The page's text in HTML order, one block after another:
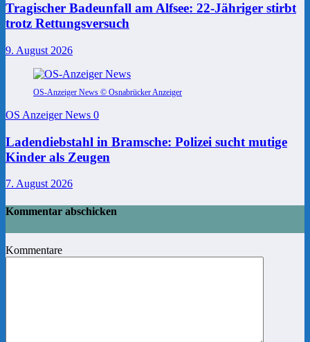
Tragischer Badeunfall am Alfsee: 22-Jähriger stirbt
trotz Rettungsversuch
9. August 2026
OS-Anzeiger News © Osnabrücker Anzeiger
OS Anzeiger News 0
Ladendiebstahl in Bramsche: Polizei sucht mutige
Kinder als Zeugen
7. August 2026
Kommentar abschicken
Kommentare